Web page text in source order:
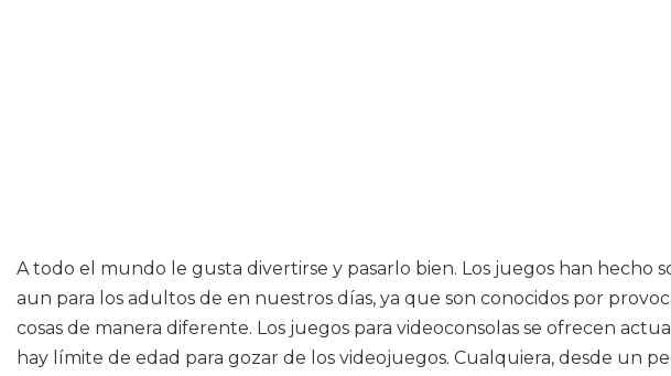
A todo el mundo le gusta divertirse y pasarlo bien. Los juegos han hecho
aun para los adultos de en nuestros días, ya que son conocidos por
cosas de manera diferente. Los juegos para videoconsolas se ofrecen
hay límite de edad para gozar de los videojuegos. Cualquiera, desde un